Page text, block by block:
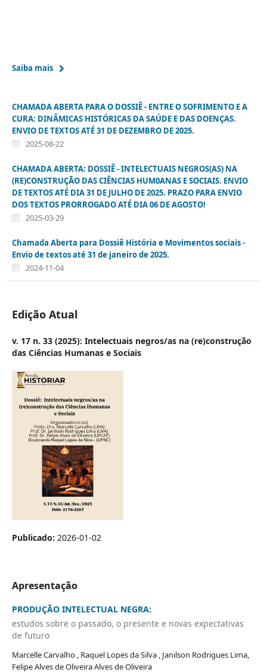
Saiba mais
CHAMADA ABERTA PARA O DOSSIÊ - ENTRE O SOFRIMENTO E A
CURA: DINÂMICAS HISTÓRICAS DA SAÚDE E DAS DOENÇAS.
ENVIO DE TEXTOS ATÉ 31 DE DEZEMBRO DE 2025.
2025-08-22
CHAMADA ABERTA: DOSSIÊ - INTELECTUAIS NEGROS(AS) NA
(RE)CONSTRUÇÃO DAS CIÊNCIAS HUM0ANAS E SOCIAIS. ENVIO
DE TEXTOS ATÉ DIA 31 DE JULHO DE 2025. PRAZO PARA ENVIO
DOS TEXTOS PRORROGADO ATÉ DIA 06 DE AGOSTO!
2025-03-29
Chamada Aberta para Dossiê História e Movimentos sociais -
Envio de textos até 31 de janeiro de 2025.
2024-11-04
Edição Atual
v. 17 n. 33 (2025): Intelectuais negros/as na (re)construção
das Ciências Humanas e Sociais
Publicado: 2026-01-02
Apresentação
PRODUÇÃO INTELECTUAL NEGRA:
estudos sobre o passado, o presente e novas expectativas
de futuro
Marcelle Carvalho , Raquel Lopes da Silva , Janilson Rodrigues Lima,
Felipe Alves de Oliveira Alves de Oliveira